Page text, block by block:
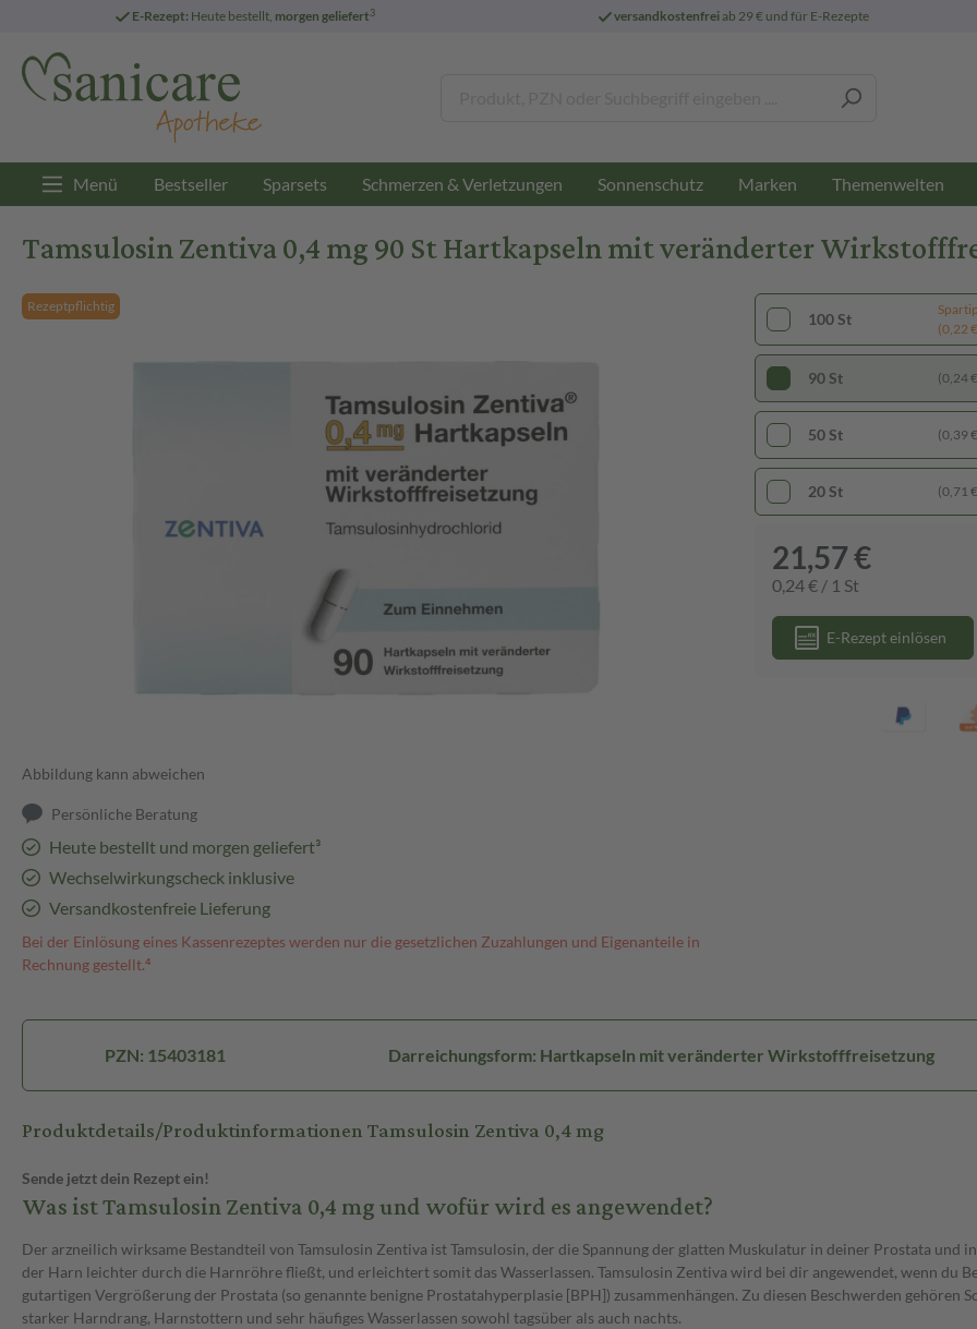
E-Rezept: Heute bestellt, morgen geliefert3 versandkostenfreiab 29 € und für E-Rezepte
Menü Bestseller Sparsets Schmerzen & Verletzungen Sonnenschutz Marken Themenwelten
Tamsulosin Zentiva 0,4 mg 90 St Hartkapseln mit veränderter
Rezeptpflichtig
Abbildung kann abweichen
Persönliche Beratung
Heute bestellt und morgen geliefert³
Wechselwirkungscheck inklusive
Versandkostenfreie Lieferung
Bei der Einlösung eines Kassenrezeptes werden nur die gesetzlichen Zuzahlungen und Eigenanteile in
Rechnung gestellt.⁴
100 St
(0,22
90 St (0,24
50 St (0,39
20 St (0,71
21,57 €
0,24 € / 1 St
E-Rezept einlösen
PZN: 15403181 Darreichungsform: Hartkapseln mit veränderter Wirkstofffreisetzung
Produktdetails/Produktinformationen Tamsulosin Zentiva 0,4 mg
Sende jetzt dein Rezept ein!
Was ist Tamsulosin Zentiva 0,4 mg und wofür wird es angewendet?
Der arzneilich wirksame Bestandteil von Tamsulosin Zentiva ist Tamsulosin, der die Spannung der glatten Muskulatur in deiner Prostata und
der Harn leichter durch die Harnröhre fließt, und erleichtert somit das Wasserlassen. Tamsulosin Zentiva wird bei dir angewendet, wenn du
gutartigen Vergrößerung der Prostata (so genannte benigne Prostatahyperplasie [BPH]) zusammenhängen. Zu diesen Beschwerden gehören
starker Harndrang, Harnstottern und sehr häufiges Wasserlassen sowohl tagsüber als auch nachts.